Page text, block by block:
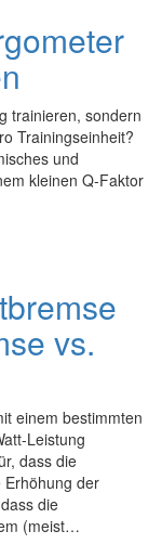
trainieren, sondern
Trainingseinheit?
und
kleinen Q-Faktor
vs.
einem bestimmten
Leistung
dass die
Erhöhung der
die
(meist…